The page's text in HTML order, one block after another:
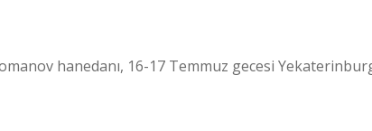
hanedanı, 16-17 Temmuz gecesi